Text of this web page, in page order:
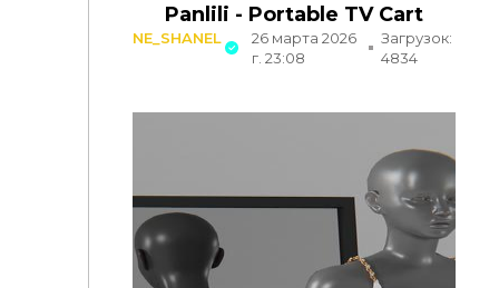
Panlili - Portable TV Cart
NE_SHANEL
26 марта 2026
г. 23:08
Загрузок:
4834